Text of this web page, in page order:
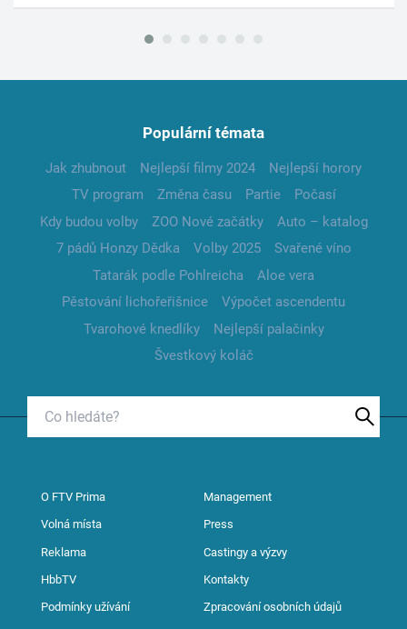
Populární témata
Jak zhubnout Nejlepší filmy 2024
Nejlepší horory
TV program
Změna času Partie
Počasí
Kdy budou volby
ZOO Nové začátky
Auto – katalog
7 pádů Honzy Dědka
Volby 2025
Svařené víno
Tatarák podle Pohlreicha
Aloe vera
Pěstování lichořeřišnice
Výpočet ascendentu
Tvarohové knedlíky
Nejlepší palačinky
Švestkový koláč
O FTV Prima Management
Volná místa Press
Reklama Castingy a výzvy
HbbTV Kontakty
Podmínky užívání Zpracování osobních údajů